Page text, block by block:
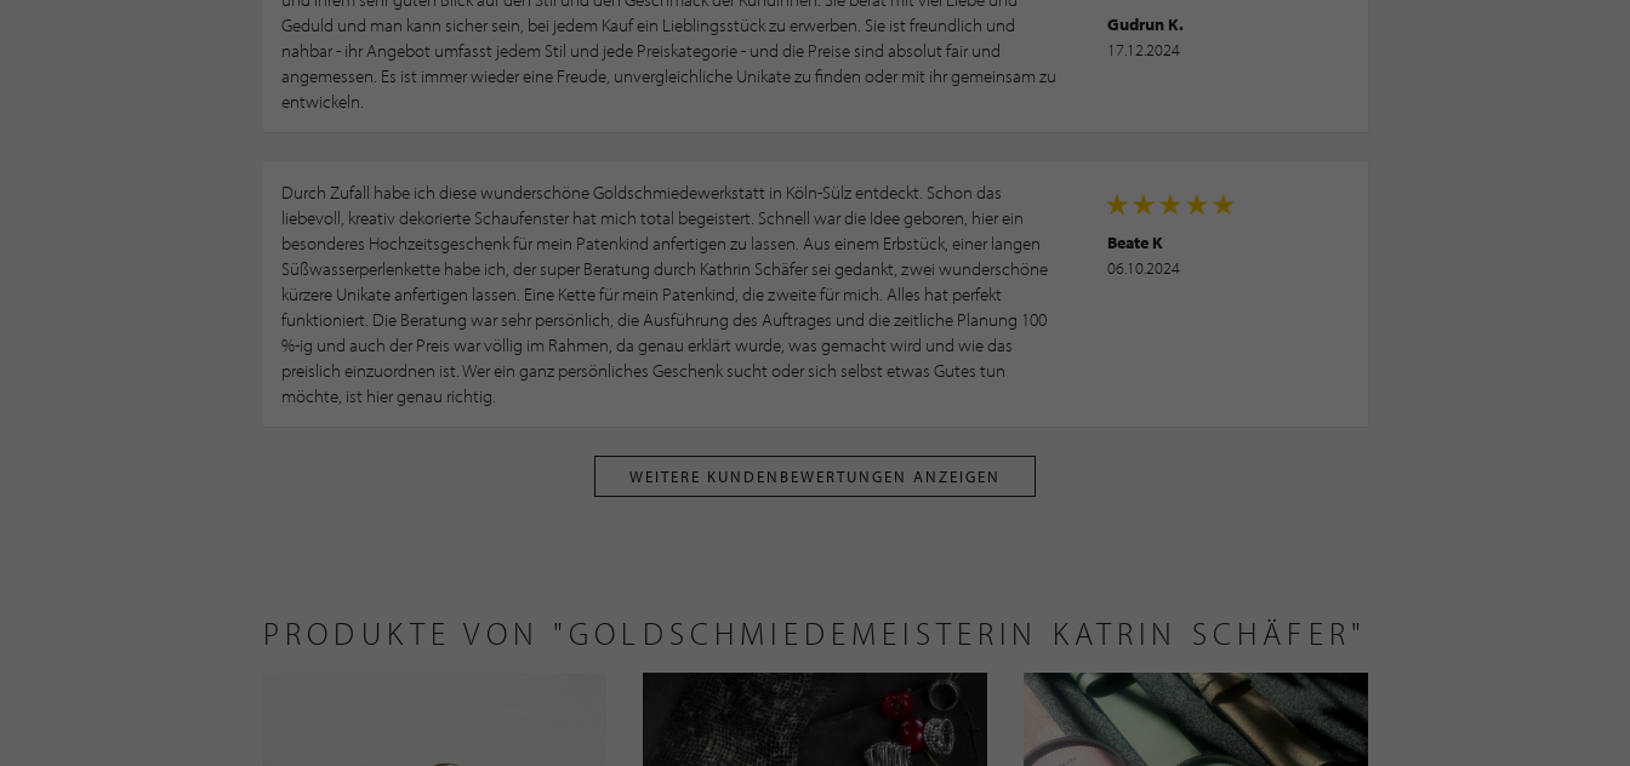
Geduld und man kann sicher sein, bei jedem Kauf ein Lieblingsstück zu erwerben. Sie ist freundlich und
nahbar - ihr Angebot umfasst jedem Stil und jede Preiskategorie - und die Preise sind absolut fair und
angemessen. Es ist immer wieder eine Freude, unvergleichliche Unikate zu finden oder mit ihr gemeinsam zu
entwickeln.
Gudrun K.
17.12.2024
Durch Zufall habe ich diese wunderschöne Goldschmiedewerkstatt in Köln-Sülz entdeckt. Schon das
liebevoll, kreativ dekorierte Schaufenster hat mich total begeistert. Schnell war die Idee geboren, hier ein
besonderes Hochzeitsgeschenk für mein Patenkind anfertigen zu lassen. Aus einem Erbstück, einer langen
Süßwasserperlenkette habe ich, der super Beratung durch Kathrin Schäfer sei gedankt, zwei wunderschöne
kürzere Unikate anfertigen lassen. Eine Kette für mein Patenkind, die zweite für mich. Alles hat perfekt
funktioniert. Die Beratung war sehr persönlich, die Ausführung des Auftrages und die zeitliche Planung 100
%-ig und auch der Preis war völlig im Rahmen, da genau erklärt wurde, was gemacht wird und wie das
preislich einzuordnen ist. Wer ein ganz persönliches Geschenk sucht oder sich selbst etwas Gutes tun
möchte, ist hier genau richtig.
Beate K
06.10.2024
WEITERE KUNDENBEWERTUNGEN ANZEIGEN
PRODUKTE VON "GOLDSCHMIEDEMEISTERIN KATRIN SCHÄFER"